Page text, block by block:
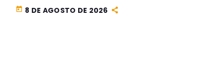
today 8 DE AGOSTO DE 2026